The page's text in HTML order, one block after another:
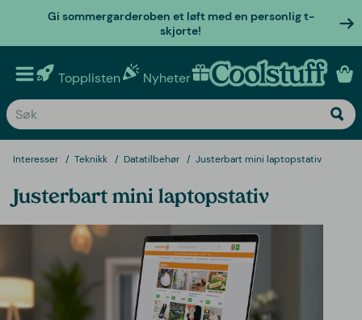
Gi sommergarderoben et løft med en personlig t-
skjorte!
Topplisten Nyheter Personlige gaver
Interesser Teknikk Datatilbehør Justerbart mini laptopstativ
Justerbart mini laptopstativ